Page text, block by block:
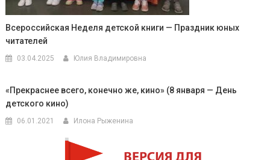
Всероссийская Неделя детской книги — Праздник юных
читателей
03.04.2025 Юлия Владимировна
«Прекраснее всего, конечно же, кино» (8 января — День
детского кино)
06.01.2021 Илона Рыженина